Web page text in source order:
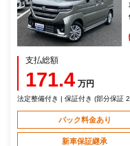
支払総額
171.4 万円
法定整備付き | 保証付き (部分保証
パック料金あり
新車保証継承